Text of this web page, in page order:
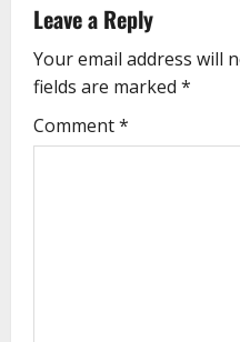
Leave a Reply
Your email address will
fields are marked *
Comment*